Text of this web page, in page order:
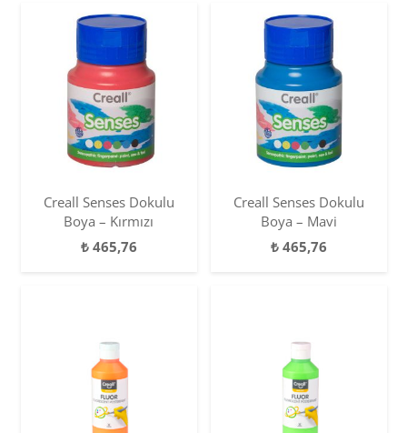
Creall Senses Dokulu
Boya – Kırmızı
₺465,76
Creall Senses Dokulu
Boya – Mavi
₺465,76